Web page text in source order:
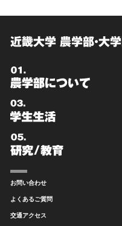
近畿大学 農学部・大
お問い合わせ
よくあるご質問
交通アクセス